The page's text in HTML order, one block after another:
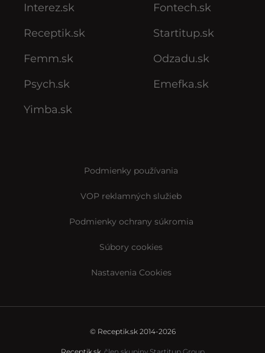
Interez.sk
Receptik.sk
Femm.sk
Psych.sk
Yimba.sk
Fontech.sk
Startitup.sk
Odzadu.sk
Emefka.sk
Podmienky používania
VOP reklamných služieb
Podmienky ochrany súkromia
Súbory cookies
Nastavenia Cookies
© Receptik.sk 2014-2026